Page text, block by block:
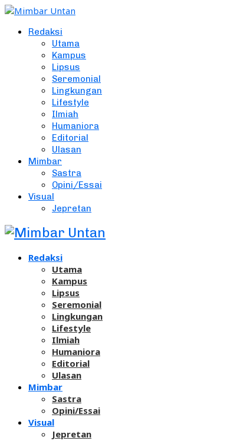
Redaksi
Utama
Kampus
Lipsus
Seremonial
Lingkungan
Lifestyle
Ilmiah
Humaniora
Editorial
Ulasan
Mimbar
Sastra
Opini/Essai
Visual
Jepretan
Redaksi
Utama
Kampus
Lipsus
Seremonial
Lingkungan
Lifestyle
Ilmiah
Humaniora
Editorial
Ulasan
Mimbar
Sastra
Opini/Essai
Visual
Jepretan